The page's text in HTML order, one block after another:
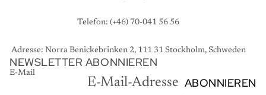
Telefon: (+46) 70-041 56 56
Adresse: Norra Benickebrinken 2, 111 31 Stockholm, Schweden
NEWSLETTER ABONNIEREN
E-Mail
ABONNIEREN